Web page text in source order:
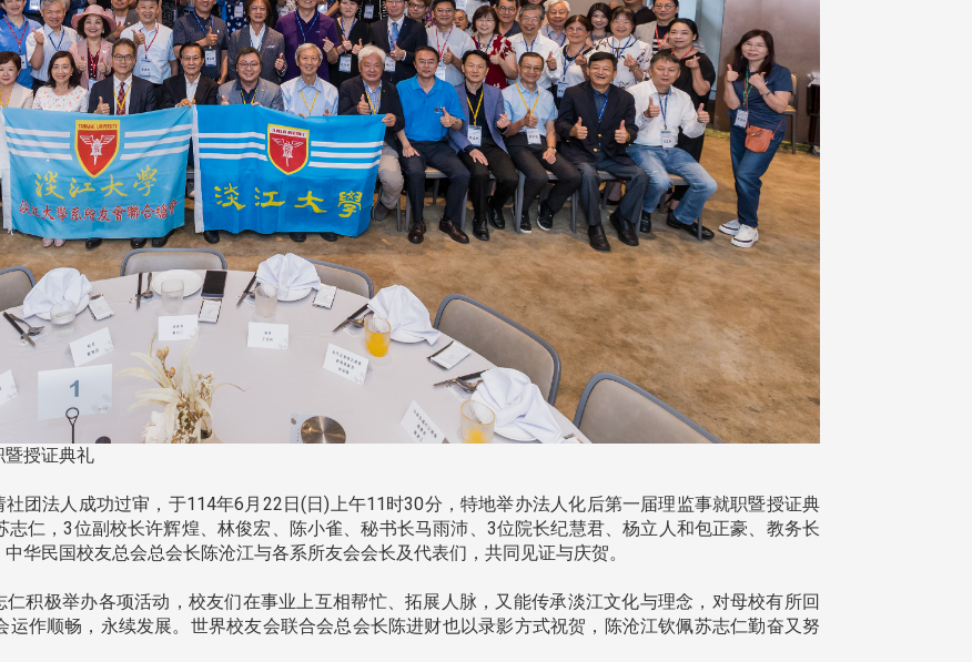
授证典礼
团法人成功过审，于114年6月22日(日)上午11时30分，特地举办法人化后第一届理监事就职暨授证典
仁，3位副校长许辉煌、林俊宏、陈小雀、秘书长马雨沛、3位院长纪慧君、杨立人和包正豪、教务长
华民国校友总会总会长陈沧江与各系所友会会长及代表们，共同见证与庆贺。
积极举办各项活动，校友们在事业上互相帮忙、拓展人脉，又能传承淡江文化与理念，对母校有所回
作顺畅，永续发展。世界校友会联合会总会长陈进财也以录影方式祝贺，陈沧江钦佩苏志仁勤奋又努